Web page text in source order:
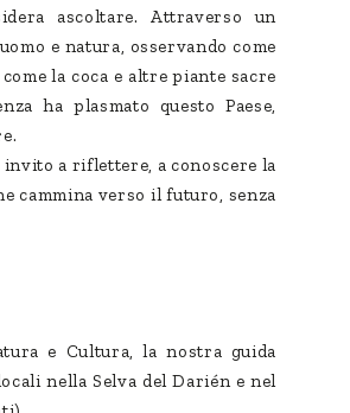
ascoltare. Attraverso un
e natura, osservando come
la coca e altre piante sacre
ha plasmato questo Paese,
invito a riflettere, a conoscere la
cammina verso il futuro, senza
e Cultura, la nostra guida
nella Selva del Darién e nel